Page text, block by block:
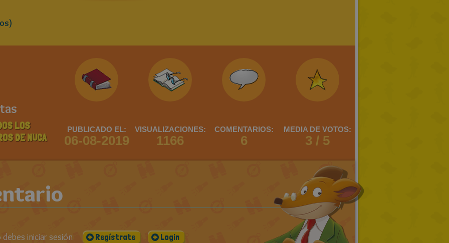
LOS
DE NUCA
PUBLICADO EL:
06-08-2019
VISUALIZACIONES:
1166
COMENTARIOS:
6
MEDIA DE VOTOS:
3 / 5
iniciar sesión Regístrate Login